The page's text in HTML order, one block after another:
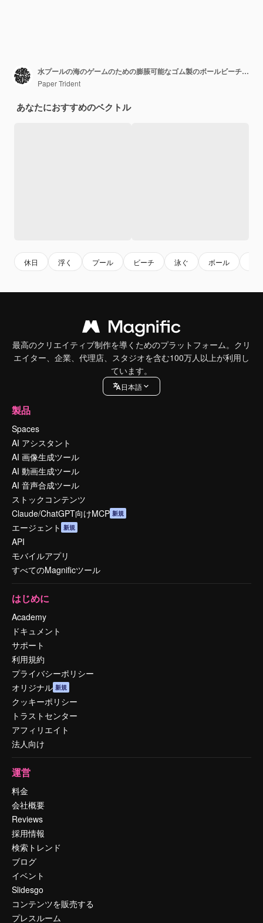
水プールの海のゲームのための膨脹可能なゴム製のボールビーチおもちゃの縞模様の弾むビーチボール楽しい遊びのための白い背景で隔離の色付きのフラットベクトルイラスト
Paper Trident
あなたにおすすめのベクトル
休日 浮く プール ビーチ 泳ぐ ボール
最高のクリエイティブ制作を導くためのプラットフォーム。クリ
エイター、企業、代理店、スタジオを含む100万人以上が利用し
ています。
日本語
製品
Spaces
AI アシスタント
AI 画像生成ツール
AI 動画生成ツール
AI 音声合成ツール
ストックコンテンツ
Claude/ChatGPT向けMCP 新規
エージェント 新規
API
モバイルアプリ
すべてのMagnificツール
はじめに
Academy
ドキュメント
サポート
利用規約
プライバシーポリシー
オリジナル 新規
クッキーポリシー
トラストセンター
アフィリエイト
法人向け
運営
料金
会社概要
Reviews
採用情報
検索トレンド
ブログ
イベント
Slidesgo
コンテンツを販売する
プレスルーム